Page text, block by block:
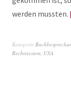
werden mussten.
Kategorie
Rechtssystem, USA